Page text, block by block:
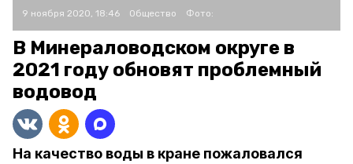
9 ноября 2020, 18:46 Общество Фото:
В Минераловодском округе в
2021 году обновят проблемный
водовод
На качество воды в кране пожаловался